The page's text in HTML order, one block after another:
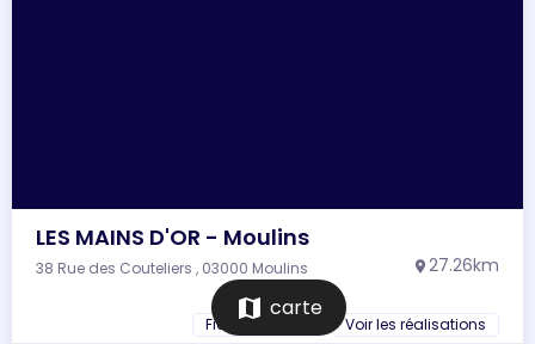
LES MAINS D'OR - Moulins
38 Rue des Couteliers , 03000 Moulins location_on 27.26km
Fiche du salon Voir les réalisations
map carte